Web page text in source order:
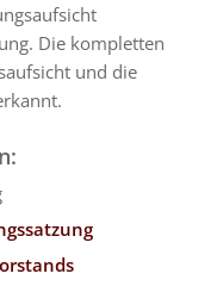
Die kompletten
und die